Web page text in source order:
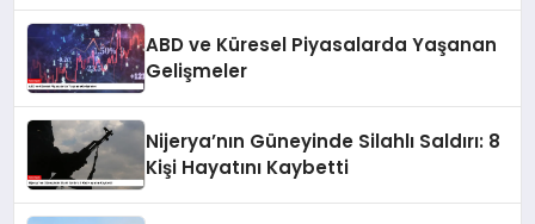
ABD ve Küresel Piyasalarda Yaşanan
Gelişmeler
Nijerya’nın Güneyinde Silahlı Saldırı: 8
Kişi Hayatını Kaybetti